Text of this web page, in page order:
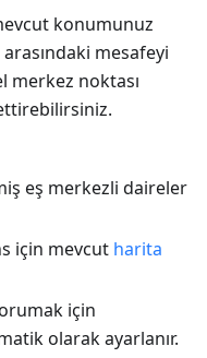
konumunuz
mesafeyi
merkez noktası
eş merkezli daireler
için mevcut harita
için
olarak ayarlanır.